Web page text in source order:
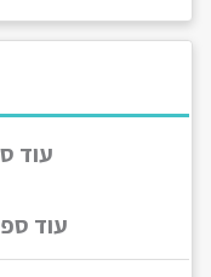
עוד
עוד